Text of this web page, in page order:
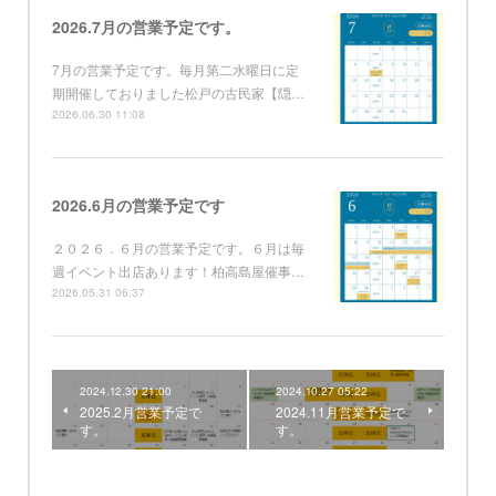
2026.7月の営業予定です。
7月の営業予定です。毎月第二水曜日に定
期開催しておりました松戸の古民家【隠…
2026.06.30 11:08
2026.6月の営業予定です
２０２６．６月の営業予定です。６月は毎
週イベント出店あります！柏高島屋催事…
2026.05.31 06:37
2024.12.30 21:00
2025.2月営業予定で
す。
2024.10.27 05:22
2024.11月営業予定で
す。